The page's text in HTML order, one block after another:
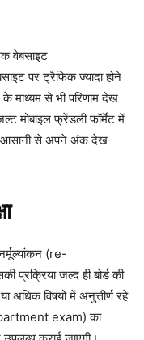
वेबसाइट
पर ट्रैफिक ज्यादा होने
माध्यम से भी परिणाम देख
मोबाइल फ्रेंडली फॉर्मेट में
आसानी से अपने अंक देख
(re-
जल्द ही बोर्ड की
अधिक विषयों में अनुत्तीर्ण रहे
exam) का